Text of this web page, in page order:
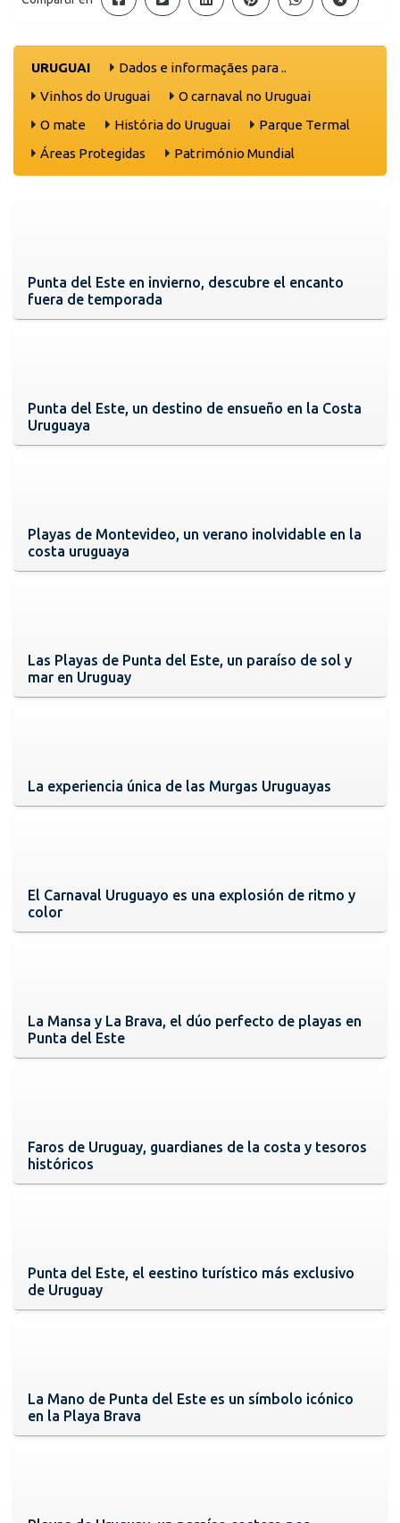
URUGUAI
Dados e informaçães para ..
Vinhos do Uruguai
O carnaval no Uruguai
O mate
História do Uruguai
Parque Termal
Áreas Protegidas
Património Mundial
Punta del Este en invierno, descubre el encanto
fuera de temporada
Punta del Este, un destino de ensueño en la Costa
Uruguaya
Playas de Montevideo, un verano inolvidable en la
costa uruguaya
Las Playas de Punta del Este, un paraíso de sol y
mar en Uruguay
La experiencia única de las Murgas Uruguayas
El Carnaval Uruguayo es una explosión de ritmo y
color
La Mansa y La Brava, el dúo perfecto de playas en
Punta del Este
Faros de Uruguay, guardianes de la costa y tesoros
históricos
Punta del Este, el eestino turístico más exclusivo
de Uruguay
La Mano de Punta del Este es un símbolo icónico
en la Playa Brava